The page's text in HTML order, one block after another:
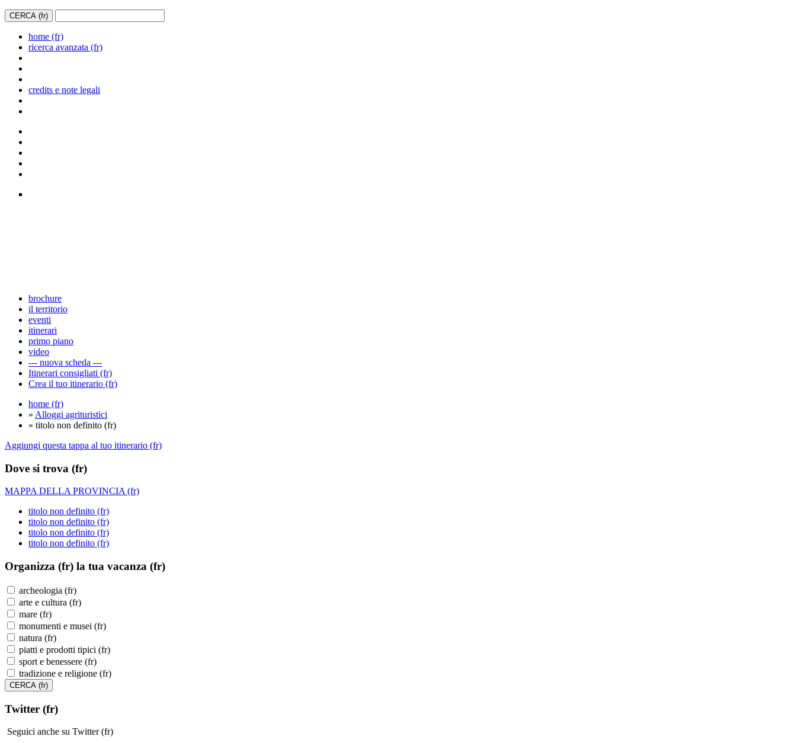
home (fr)
ricerca avanzata (fr)
credits e note legali
brochure
il territorio
eventi
itinerari
primo piano
video
--- nuova scheda ---
Itinerari consigliati (fr)
Crea il tuo itinerario (fr)
home (fr)
» Alloggi agrituristici
» titolo non definito (fr)
Aggiungi questa tappa al tuo itinerario (fr)
Dove si trova (fr)
MAPPA DELLA PROVINCIA (fr)
titolo non definito (fr)
titolo non definito (fr)
titolo non definito (fr)
titolo non definito (fr)
Organizza (fr) la tua vacanza (fr)
archeologia (fr)
arte e cultura (fr)
mare (fr)
monumenti e musei (fr)
natura (fr)
piatti e prodotti tipici (fr)
sport e benessere (fr)
tradizione e religione (fr)
Twitter (fr)
Seguici anche su Twitter (fr)